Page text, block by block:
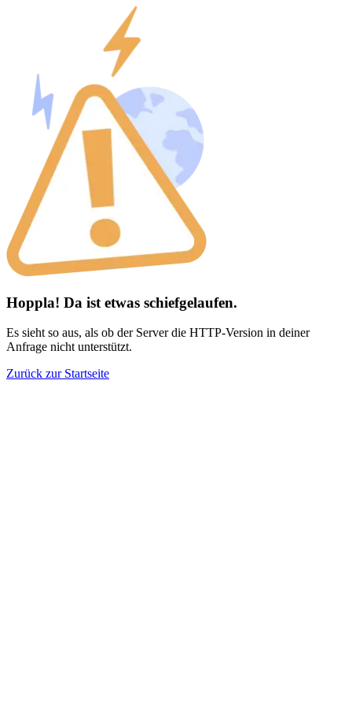
Hoppla! Da ist etwas schiefgelaufen.
Es sieht so aus, als ob der Server die HTTP-Version in deiner
Anfrage nicht unterstützt.
Zurück zur Startseite